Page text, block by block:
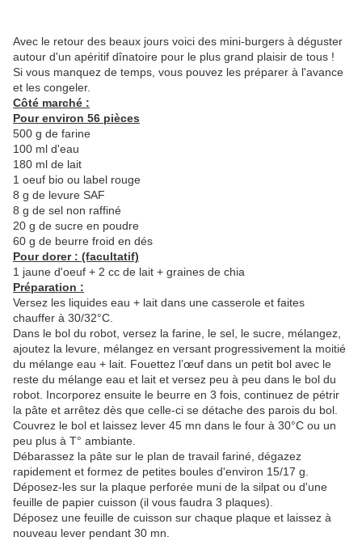
Avec le retour des beaux jours voici des mini-burgers à déguster
autour d'un apéritif dînatoire pour le plus grand plaisir de tous !
Si vous manquez de temps, vous pouvez les préparer à l'avance
et les congeler.
Côté marché :
Pour environ 56 pièces
500 g de farine
100 ml d'eau
180 ml de lait
1 oeuf bio ou label rouge
8 g de levure SAF
8 g de sel non raffiné
20 g de sucre en poudre
60 g de beurre froid en dés
Pour dorer : (facultatif)
1 jaune d'oeuf + 2 cc de lait + graines de chia
Préparation :
Versez les liquides eau + lait dans une casserole et faites
chauffer à 30/32°C.
Dans le bol du robot, versez la farine, le sel, le sucre, mélangez,
ajoutez la levure, mélangez en versant progressivement la moitié
du mélange eau + lait. Fouettez l’œuf dans un petit bol avec le
reste du mélange eau et lait et versez peu à peu dans le bol du
robot. Incorporez ensuite le beurre en 3 fois, continuez de pétrir
la pâte et arrêtez dès que celle-ci se détache des parois du bol.
Couvrez le bol et laissez lever 45 mn dans le four à 30°C ou un
peu plus à T° ambiante.
Débarassez la pâte sur le plan de travail fariné, dégazez
rapidement et formez de petites boules d'environ 15/17 g.
Déposez-les sur la plaque perforée muni de la silpat ou d'une
feuille de papier cuisson (il vous faudra 3 plaques).
Déposez une feuille de cuisson sur chaque plaque et laissez à
nouveau lever pendant 30 mn.